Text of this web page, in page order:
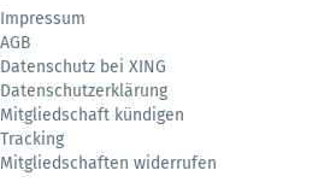
Impressum
AGB
Datenschutz bei XING
Datenschutzerklärung
Mitgliedschaft kündigen
Tracking
Mitgliedschaften widerrufen